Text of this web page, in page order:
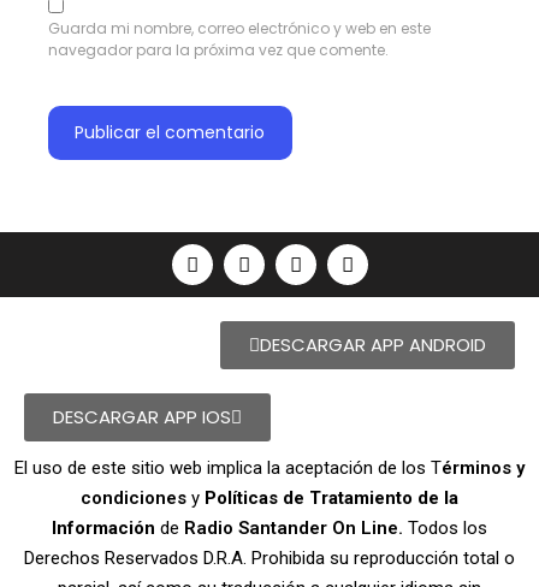
Guarda mi nombre, correo electrónico y web en este
navegador para la próxima vez que comente.
DESCARGAR APP ANDROID
DESCARGAR APP IOS
El uso de este sitio web implica la aceptación de los Términos y
condiciones y Políticas de Tratamiento de la
Información de Radio Santander On Line. Todos los
Derechos Reservados D.R.A. Prohibida su reproducción total o